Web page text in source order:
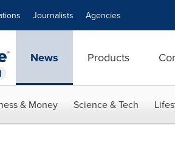
Journalists Agencies
News Products
& Money Science & Tech